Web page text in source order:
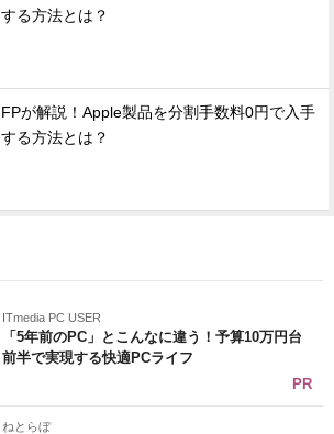
する方法とは？
FPが解説！Apple製品を分割手数料0円で入手
する方法とは？
ITmedia PC USER
「5年前のPC」とこんなに違う！予算10万円台
前半で実現する快適PCライフ
PR
ねとらぼ